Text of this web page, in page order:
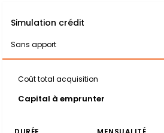
Simulation crédit
Sans apport
Coût total acquisition
Capital à emprunter